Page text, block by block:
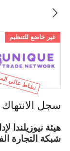
غير خاضع للتنظيم
نشاط عالي
سجل الانتهاك
هيئة نيوزيلندا
شبكة التجارة